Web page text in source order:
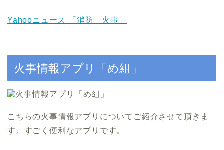
Yahooニュース 「消防 火事」
火事情報アプリ「め組」
こちらの火事情報アプリについてご紹介させて頂きま
す。すごく便利なアプリです。